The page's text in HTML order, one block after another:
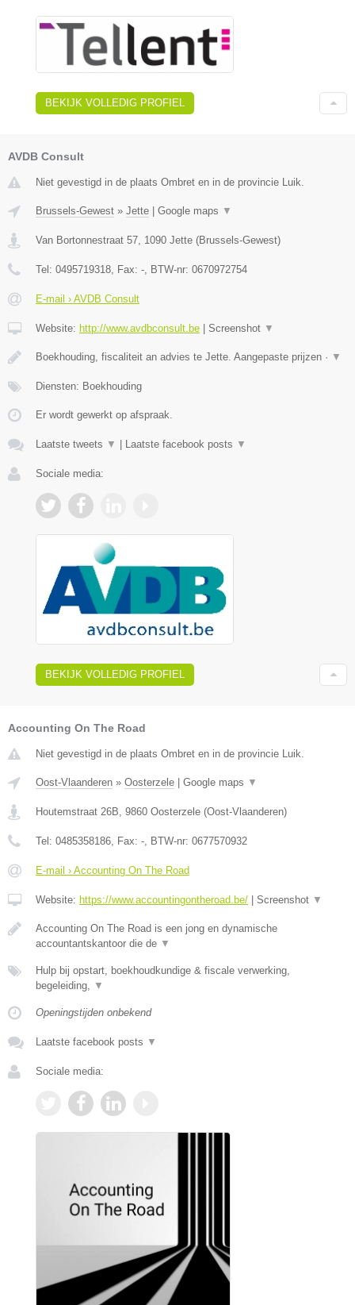
BEKIJK VOLLEDIG PROFIEL
AVDB Consult
Niet gevestigd in de plaats Ombret en in de provincie Luik.
Brussels-Gewest » Jette Google maps ▼
Van Bortonnestraat 57, 1090 Jette (Brussels-Gewest)
Tel: 0495719318, Fax: -, BTW-nr: 0670972754
E-mail › AVDB Consult
Website: http://www.avdbconsult.be Screenshot ▼
Boekhouding, fiscaliteit an advies te Jette. Aangepaste prijzen · ▼
Diensten: Boekhouding
Er wordt gewerkt op afspraak.
Laatste tweets ▼ Laatste facebook posts ▼
Sociale media:
BEKIJK VOLLEDIG PROFIEL
Accounting On The Road
Niet gevestigd in de plaats Ombret en in de provincie Luik.
Oost-Vlaanderen » Oosterzele Google maps ▼
Houtemstraat 26B 9860 Oosterzele (Oost-Vlaanderen)
Tel: 0485358186 , Fax: - , BTW-nr: 0677570932
E-mail › Accounting On The Road
Website: https://www.accountingontheroad.be/ Screenshot ▼
Accounting On The Road is een jong en dynamische
accountantskantoor die de ▼
Hulp bij opstart, boekhoudkundige & fiscale verwerking,
begeleiding,
▼
Openingstijden onbekend
Laatste facebook posts ▼
Sociale media: